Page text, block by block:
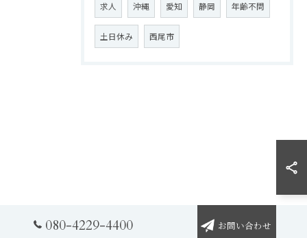
求人 沖縄 愛知 静岡 年齢不問
土日休み 西尾市
080-4229-4400 お問い合わせ